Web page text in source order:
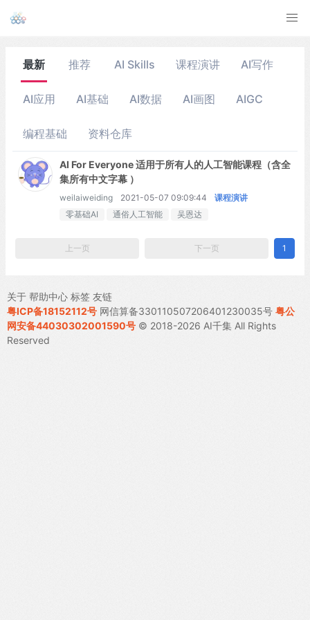
最新 推荐 AI Skills 课程演讲 AI写作
AI应用 AI基础 AI数据 AI画图 AIGC
编程基础 资料仓库
AI For Everyone 适用于所有人的人工智能课程（含全
集所有中文字幕 ）
weilaiweiding 2021-05-07 09:09:44
课程演讲
零基础AI
通俗人工智能 吴恩达
上一页 下一页 1
关于 帮助中心 标签 友链
粤ICP备18152112号 网信算备330110507206401230035号 粤公
网安备44030302001590号 © 2018-2026 AI千集 All Rights
Reserved